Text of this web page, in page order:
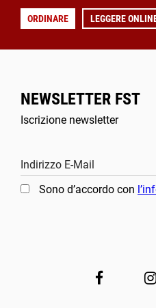
ORDINARE LEGGERE
NEWSLETTER FST
Iscrizione newsletter
Indirizzo E-Mail
Sono d’accordo con